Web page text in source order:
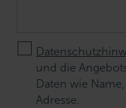
und die
Daten wie
Adresse.